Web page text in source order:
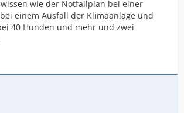
wie der Notfallplan bei einer
einem Ausfall der Klimaanlage und
40 Hunden und mehr und zwei